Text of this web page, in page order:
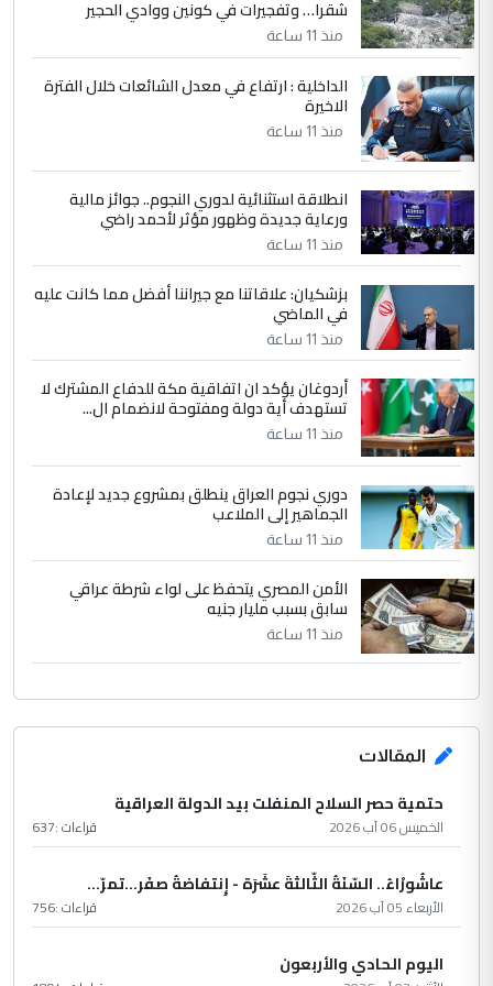
التعليق : واحد من عصابة علي ماما يسقط
جنسية الرافد الثالث للعراق ومن اصول عريقة
ابا فرات ...
الموضوع :
الجواهري يرد على صدام حسين سل
مضجعيك يابن الزنا (نص كامل)
5 سردار
التعليق : واحد من عصابة علي ماما يسقط
جنسية الرافد الثالث للعراق ومن اصول عريقة
الموضوع :
الجواهري يرد على صدام حسين سل
مضجعيك يابن الزنا (نص كامل)
شقرا… وتفجيرات في كونين ووادي الحجير
منذ 11 ساعة
الداخلية : ارتفاع في معدل الشائعات خلال الفترة
الاخيرة
منذ 11 ساعة
انطلاقة استثنائية لدوري النجوم.. جوائز مالية
ورعاية جديدة وظهور مؤثر لأحمد راضي
منذ 11 ساعة
بزشكيان: علاقاتنا مع جيراننا أفضل مما كانت عليه
في الماضي
منذ 11 ساعة
أردوغان يؤكد ان اتفاقية مكة للدفاع المشترك لا
تستهدف أية دولة ومفتوحة لانضمام ال...
منذ 11 ساعة
دوري نجوم العراق ينطلق بمشروع جديد لإعادة
الجماهير إلى الملاعب
منذ 11 ساعة
الأمن المصري يتحفظ على لواء شرطة عراقي
سابق بسبب مليار جنيه
منذ 11 ساعة
المقالات
حتمية حصر السلاح المنفلت بيد الدولة العراقية
الخميس 06 آب 2026 قراءات :637
عاشُورْاءُ.. السّنَةُ الثّالثةَ عشَرَة - إِنتفاضةُ صفَر…تمرّ...
الأربعاء 05 آب 2026 قراءات :756
اليوم الحادي والأربعون